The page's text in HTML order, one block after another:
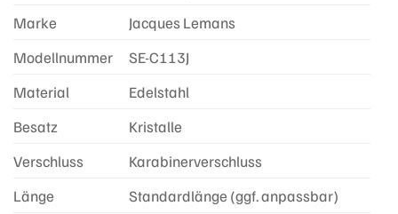
Marke
Jacques Lemans
Modellnummer
SE-C113J
Material
Edelstahl
Besatz
Kristalle
Verschluss
Karabinerverschluss
Länge
Standardlänge (ggf. anpassbar)